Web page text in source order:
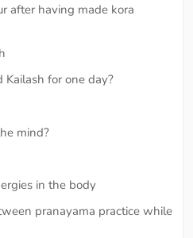
after having made kora
for one day?
mind?
in the body
pranayama practice while